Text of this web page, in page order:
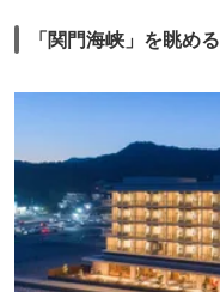
「関門海峡」を眺め